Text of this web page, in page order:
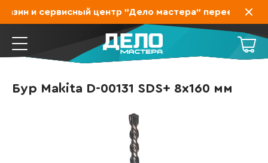
и сервисный центр "Дело мастера" переехал на
Бур Makita D-00131 SDS+ 8х160 мм